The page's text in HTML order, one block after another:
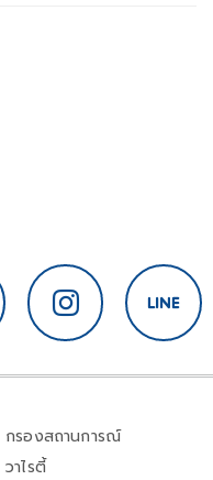
กรองสถานการณ์
วาไรตี้